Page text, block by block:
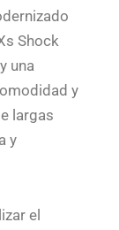
Shock
una
y
largas
y
el